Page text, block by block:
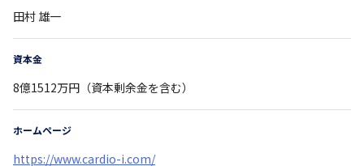
田村 雄一
資本金
8億1512万円（資本剰余金を含む）
ホームページ
https://www.cardio-i.com/